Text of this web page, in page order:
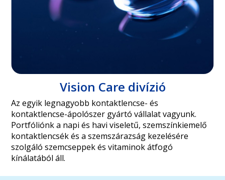
Vision Care divízió
Az egyik legnagyobb kontaktlencse- és
kontaktlencse-ápolószer gyártó vállalat vagyunk.
Portfóliónk a napi és havi viseletű, szemszínkiemelő
kontaktlencsék és a szemszárazság kezelésére
szolgáló szemcseppek és vitaminok átfogó
kínálatából áll.